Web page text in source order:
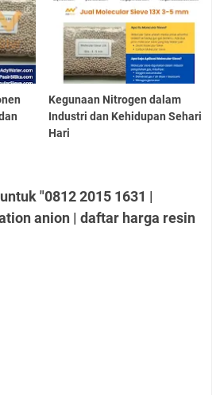
Kegunaan Nitrogen dalam
Industri dan Kehidupan Sehari
Hari
"0812 2015 1631 |
anion | daftar harga resin